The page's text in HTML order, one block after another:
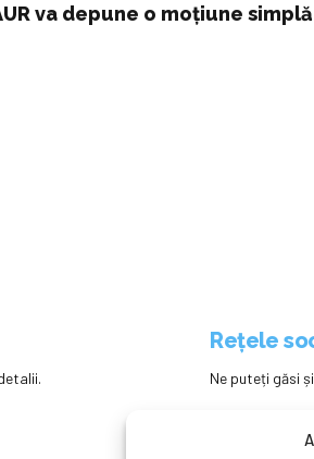
va depune o moţiune
Rețele
Ne puteți găsi